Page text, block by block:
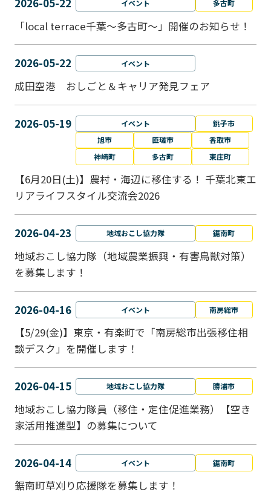
2026-05-22 イベント 多古町
「local terrace千葉～多古町～」開催のお知らせ！
2026-05-22 イベント
成田空港 おしごと＆キャリア発見フェア
2026-05-19 イベント
銚子市
旭市
匝瑳市
香取市
神崎町
多古町 東庄町
【6月20日(土)】農村・海辺に移住する！ 千葉北東エ
リアライフスタイル交流会2026
2026-04-23 地域おこし協力隊 鋸南町
地域おこし協力隊（地域農業振興・有害鳥獣対策）
を募集します！
2026-04-16 イベント 南房総市
【5/29(金)】東京・有楽町で「南房総市出張移住相
談デスク」を開催します！
2026-04-15 地域おこし協力隊 勝浦市
地域おこし協力隊員（移住・定住促進業務）【空き
家活用推進型】の募集について
2026-04-14 イベント 鋸南町
鋸南町草刈り応援隊を募集します！